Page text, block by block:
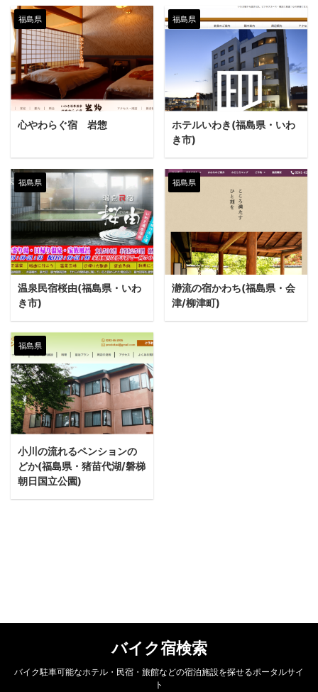
福島県
心やわらぐ宿 岩惣
福島県
ホテルいわき(福島県・いわ
き市)
福島県
温泉民宿桜由(福島県・いわ
き市)
福島県
瀞流の宿かわち(福島県・会
津/柳津町)
福島県
小川の流れるペンションの
どか(福島県・猪苗代湖/磐梯
朝日国立公園)
バイク宿検索
バイク駐車可能なホテル・民宿・旅館などの宿泊施設を探せるポータルサイ
ト